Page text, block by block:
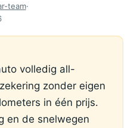
team·
volledig all-
zonder eigen
in één prijs.
en de snelwegen